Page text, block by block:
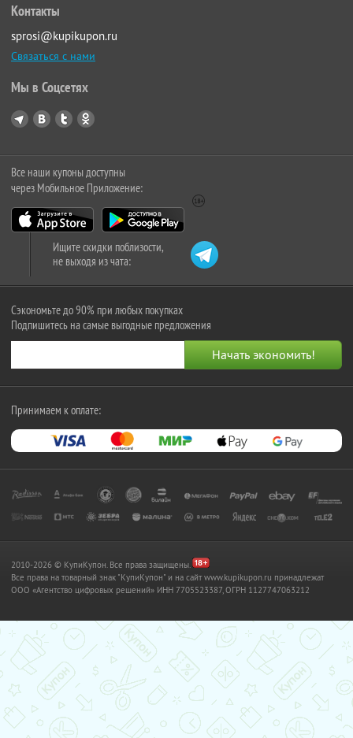
Контакты
sprosi@kupikupon.ru
Связаться с нами
Мы в Соцсетях
Все наши купоны доступны
через Мобильное Приложение:
Ищите скидки поблизости,
не выходя из чата:
Сэкономьте до 90% при любых покупках
Подпишитесь на самые выгодные предложения
Принимаем к оплате:
2010-2026 © КупиКупон. Все права защищены.
Все права на товарный знак "КупиКупон" и на сайт www.kupikupon.ru принадлежат
OOO «Агентство цифровых решений» ИНН 7705523387, ОГРН 1127747063212